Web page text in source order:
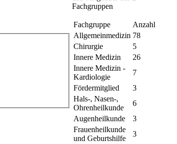
Fachgruppen
Fachgruppe
Anzahl
Allgemeinmedizin 78
Chirurgie
5
Innere Medizin
26
Innere Medizin -
Kardiologie
7
Fördermitglied
3
Hals-, Nasen-,
Ohrenheilkunde
6
Augenheilkunde
3
Frauenheilkunde
und Geburtshilfe
3